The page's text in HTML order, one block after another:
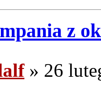
z
» 26